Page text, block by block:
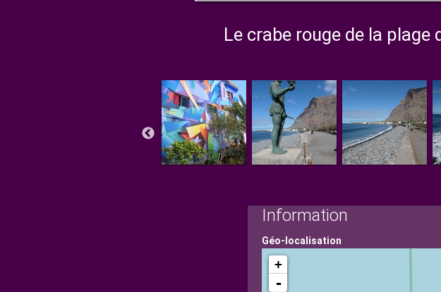
Le crabe rouge de la
Information
Géo-localisation
+
-